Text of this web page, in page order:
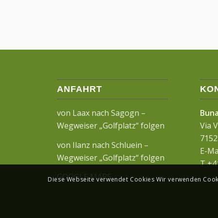
ANFAHRT
von Laax nach Sagogn –
Wegweiser „Golfplatz“ folgen
von Ilanz nach Schluein –
Wegweiser „Golfplatz“ folgen
GOOGLE MAPS
Via
E-
T
Diese Webseite verwendet Cookies Wir verwenden